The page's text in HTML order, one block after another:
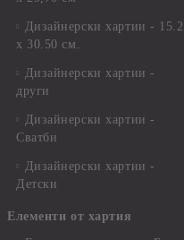
Дизайнерски хартии -
x 30.50 см.
Дизайнерски хартии -
други
Дизайнерски хартии -
Сватби
Дизайнерски хартии -
Детски
Елементи от хартия